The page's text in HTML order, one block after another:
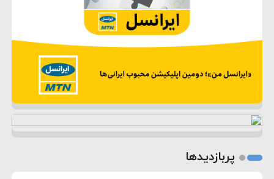
پربازدیدها